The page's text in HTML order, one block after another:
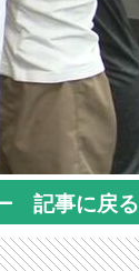
記事に戻る